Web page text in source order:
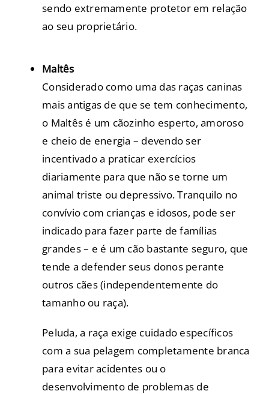
sendo extremamente protetor em relação
ao seu proprietário.
Maltês
Considerado como uma das raças caninas
mais antigas de que se tem conhecimento,
o Maltês é um cãozinho esperto, amoroso
e cheio de energia – devendo ser
incentivado a praticar exercícios
diariamente para que não se torne um
animal triste ou depressivo. Tranquilo no
convívio com crianças e idosos, pode ser
indicado para fazer parte de famílias
grandes – e é um cão bastante seguro, que
tende a defender seus donos perante
outros cães (independentemente do
tamanho ou raça).
Peluda, a raça exige cuidado específicos
com a sua pelagem completamente branca
para evitar acidentes ou o
desenvolvimento de problemas de